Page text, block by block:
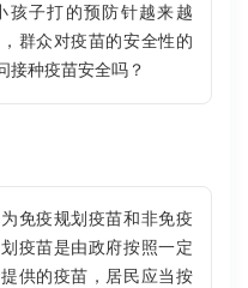
孩子打的预防针越来越
群众对疫苗的安全性的
接种疫苗安全吗？
免疫规划疫苗和非免疫
疫苗是由政府按照一定
供的疫苗，居民应当按